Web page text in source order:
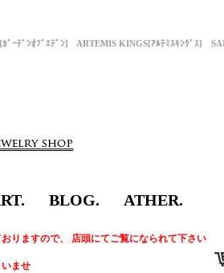
ｰﾃﾞﾝｵﾌﾞｴﾃﾞﾝ] ARTEMIS KINGS[ｱﾙﾃﾐｽｷﾝｸﾞｽ]
BLOG. ATHER.
りますので、 店頭にてご覧になられて下さい
ませ